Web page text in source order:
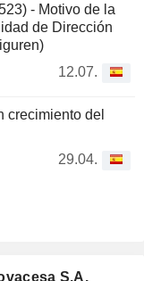
- Motivo de la
de Dirección
12.07.
crecimiento del
29.04.
S.A.